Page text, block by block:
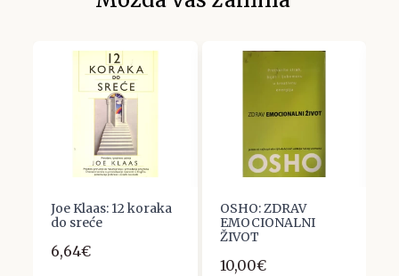
Joe Klaas: 12 koraka
do sreće
6,64€
OSHO: ZDRAV
EMOCIONALNI
ŽIVOT
10,00€